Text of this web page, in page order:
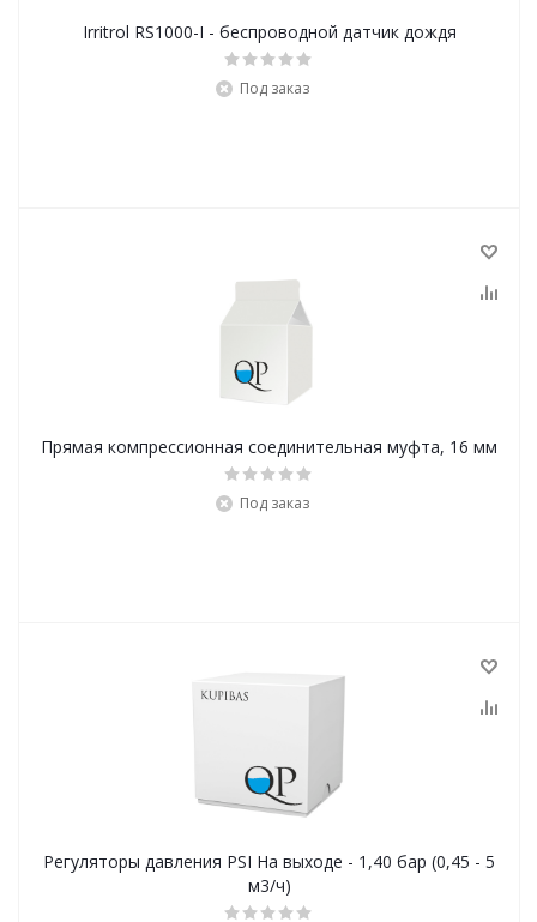
Irritrol RS1000-I - беспроводной датчик дождя
Под заказ
Прямая компрессионная соединительная муфта, 16 мм
Под заказ
Регуляторы давления PSI На выходе - 1,40 бар (0,45 - 5
м3/ч)